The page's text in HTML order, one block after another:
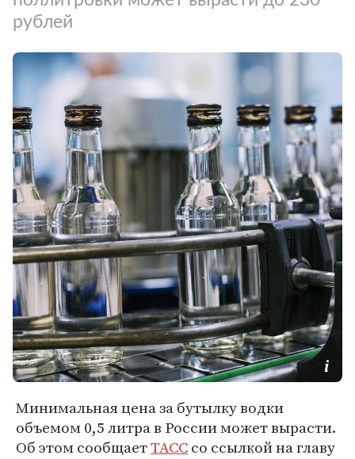
рублей
Минимальная цена за бутылку водки
объемом 0,5 литра в России может вырасти.
Об этом сообщаетТАССсо ссылкой на главу